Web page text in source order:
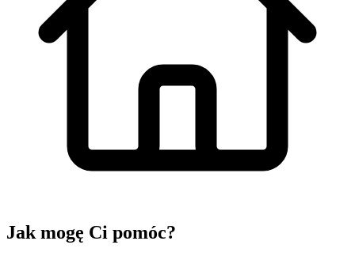
Jak mogę Ci pomóc?